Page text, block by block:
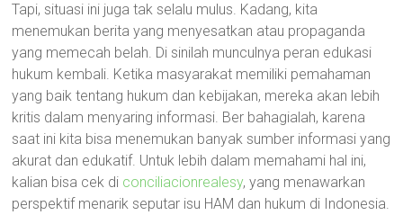
Tapi, situasi ini juga tak selalu mulus. Kadang, kita
menemukan berita yang menyesatkan atau propaganda
yang memecah belah. Di sinilah munculnya peran edukasi
hukum kembali. Ketika masyarakat memiliki pemahaman
yang baik tentang hukum dan kebijakan, mereka akan lebih
kritis dalam menyaring informasi. Ber bahagialah, karena
saat ini kita bisa menemukan banyak sumber informasi yang
akurat dan edukatif. Untuk lebih dalam memahami hal ini,
kalian bisa cek di conciliacionrealesy, yang menawarkan
perspektif menarik seputar isu HAM dan hukum di Indonesia.